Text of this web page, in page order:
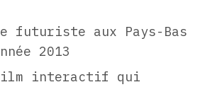
futuriste aux Pays-Bas
2013
interactif qui